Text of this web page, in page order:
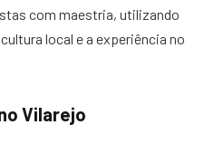
com maestria, utilizando
local e a experiência no
Vilarejo